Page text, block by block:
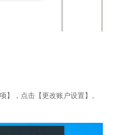
】，点击【更改账户设置】。